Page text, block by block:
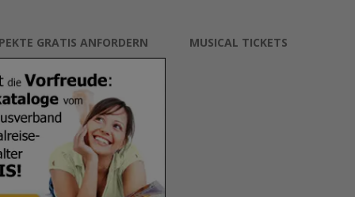
GRATIS ANFORDERN MUSICAL TICKETS